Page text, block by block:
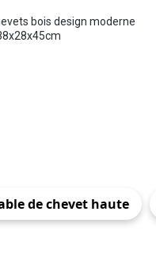
bois design moderne
de chevet haute